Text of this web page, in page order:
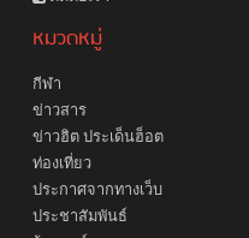
หมวดหมู่
กีฬา
ข่าวสาร
ข่าวฮิต ประเด็นฮ็อต
ท่องเที่ยว
ประกาศจากทางเว็บ
ประชาสัมพันธ์